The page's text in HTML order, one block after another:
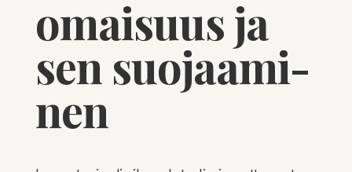
omaisuus ja
sen suojaa­mi­
nen